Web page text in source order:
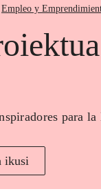
Empleo y
para
ikusi